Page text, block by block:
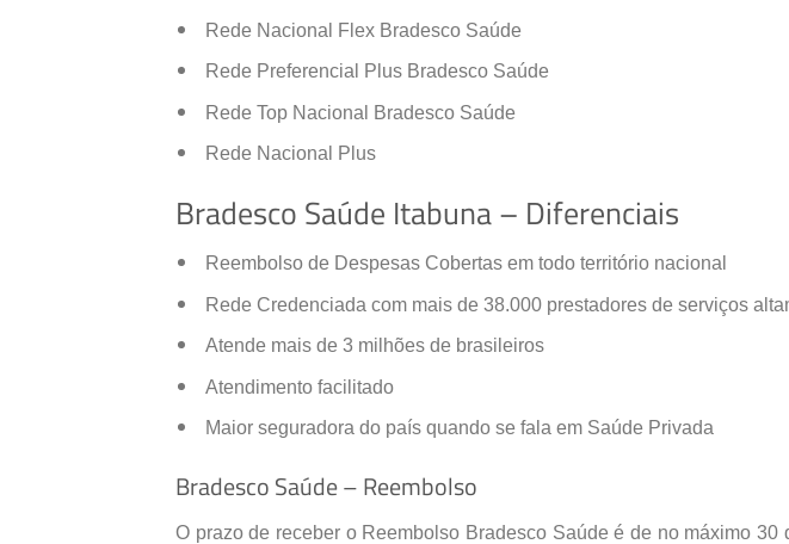
Rede Nacional Flex Bradesco Saúde
Rede Preferencial Plus Bradesco Saúde
Rede Top Nacional Bradesco Saúde
Rede Nacional Plus
Bradesco Saúde Itabuna – Diferenciais
Reembolso de Despesas Cobertas em todo território nacional
Rede Credenciada com mais de 38.000 prestadores de serviços
Atende mais de 3 milhões de brasileiros
Atendimento facilitado
Maior seguradora do país quando se fala em Saúde Privada
Bradesco Saúde – Reembolso
O prazo de receber o Reembolso Bradesco Saúde é de no máximo